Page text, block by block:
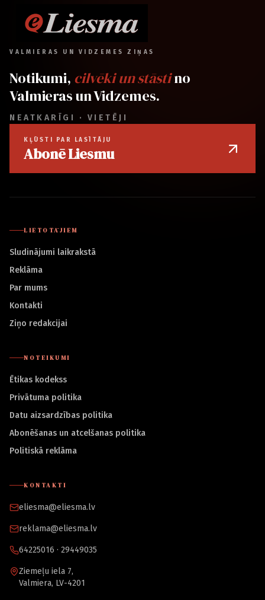
VALMIERAS UN VIDZEMES ZIŅAS
Notikumi, cilvēki un stāstino
Valmieras un Vidzemes.
NEATKARĪGI · VIETĒJI
KĻŪSTI PAR LASĪTĀJU
Abonē Liesmu
LIETOTĀJIEM
Sludinājumi laikrakstā
Reklāma
Par mums
Kontakti
Ziņo redakcijai
NOTEIKUMI
Ētikas kodekss
Privātuma politika
Datu aizsardzības politika
Abonēšanas un atcelšanas politika
Politiskā reklāma
KONTAKTI
eliesma@eliesma.lv
reklama@eliesma.lv
64225016 · 29449035
Ziemeļu iela 7,
Valmiera, LV-4201